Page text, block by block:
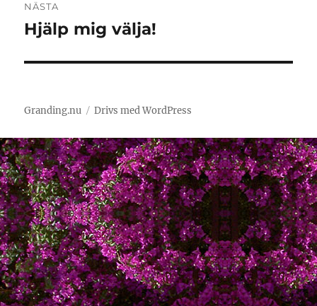
NÄSTA
Nästa
Hjälp mig välja!
Granding.nu Drivs med WordPress